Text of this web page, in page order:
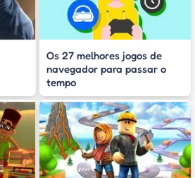
Os 27 melhores jogos de
navegador para passar o
tempo